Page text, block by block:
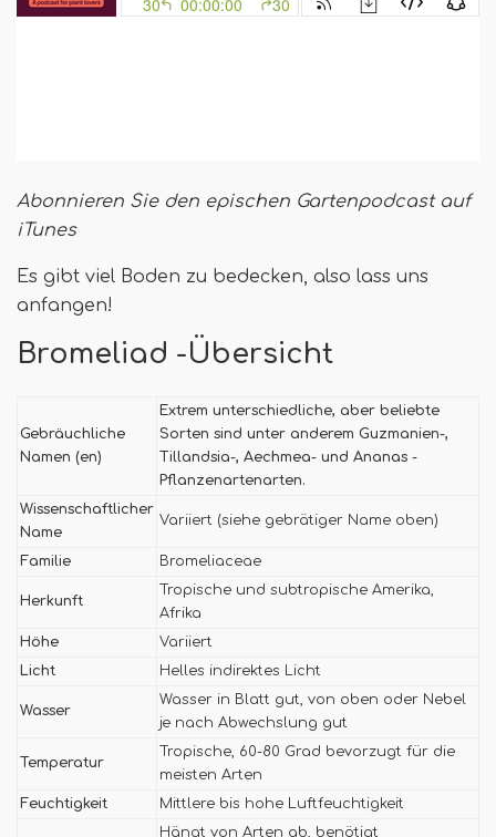
Abonnieren Sie den epischen Gartenpodcast auf
iTunes
Es gibt viel Boden zu bedecken, also lass uns
anfangen!
Bromeliad -Übersicht
Gebräuchliche
Namen (en)
Extrem unterschiedliche, aber beliebte
Sorten sind unter anderem Guzmanien-,
Tillandsia-, Aechmea- und Ananas -
Pflanzenartenarten.
Wissenschaftlicher
Name
Variiert (siehe gebrätiger Name oben)
Familie Bromeliaceae
Herkunft
Tropische und subtropische Amerika,
Afrika
Höhe
Variiert
Licht
Helles indirektes Licht
Wasser
Wasser in Blatt gut, von oben oder Nebel
je nach Abwechslung gut
Temperatur
Tropische, 60-80 Grad bevorzugt für die
meisten Arten
Feuchtigkeit
Mittlere bis hohe Luftfeuchtigkeit
Hängt von Arten ab, benötigt